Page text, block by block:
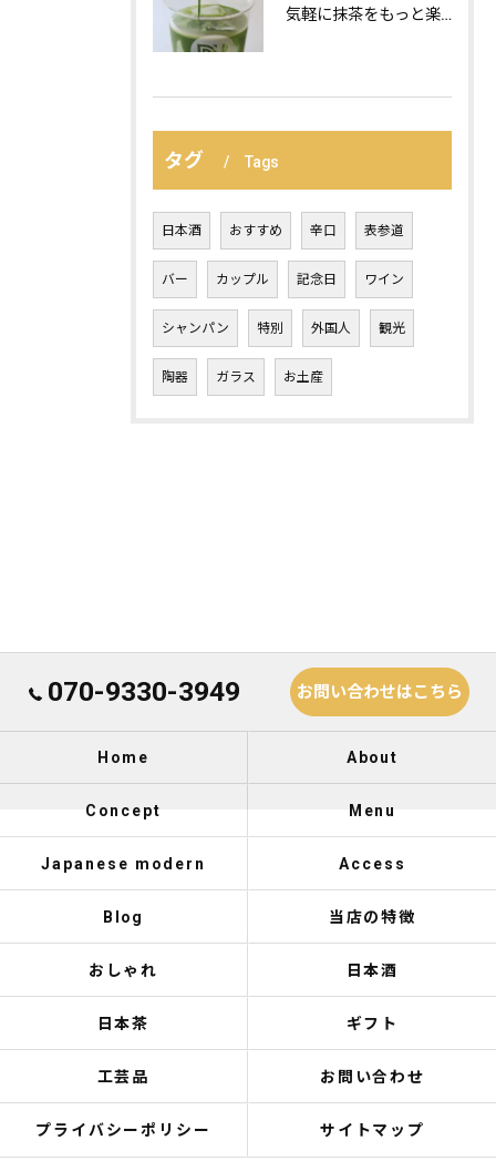
気軽に抹茶をもっと楽しむ、おすすめの飲み方の紹介:
タグ Tags
日本酒 おすすめ 辛口 表参道
バー カップル 記念日 ワイン
シャンパン 特別 外国人 観光
陶器 ガラス お土産
070-9330-3949 お問い合わせはこちら
Home About
Concept Menu
Japanese modern Access
Blog 当店の特徴
おしゃれ 日本酒
日本茶 ギフト
工芸品 お問い合わせ
プライバシーポリシー サイトマップ